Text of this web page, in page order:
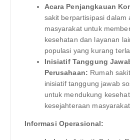
Acara Penjangkauan
sakit berpartisipasi dalam
masyarakat untuk
kesehatan dan layanan
populasi yang kurang
Inisiatif Tanggung
Perusahaan: Rumah
inisiatif tanggung jawab
untuk mendukung
kesejahteraan masyarakat.
Informasi Operasional: